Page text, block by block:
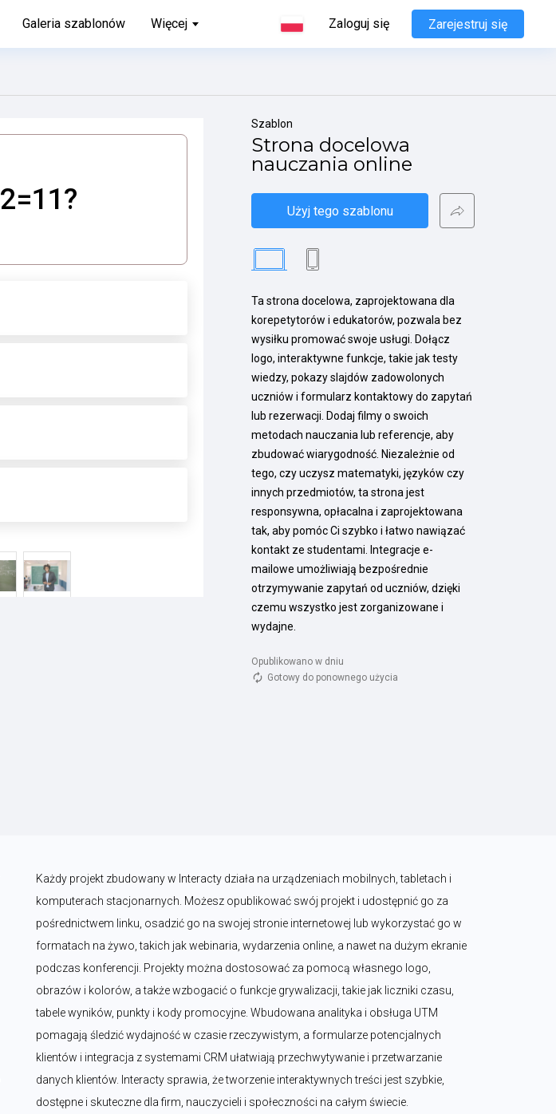
Galeria szablonów Więcej Zaloguj się Zarejestruj się
Szablon
Strona docelowa
nauczania online
Użyj tego szablonu
Ta strona docelowa, zaprojektowana dla
korepetytorów i edukatorów, pozwala bez
wysiłku promować swoje usługi. Dołącz
logo, interaktywne funkcje, takie jak testy
wiedzy, pokazy slajdów zadowolonych
uczniów i formularz kontaktowy do zapytań
lub rezerwacji. Dodaj filmy o swoich
metodach nauczania lub referencje, aby
zbudować wiarygodność. Niezależnie od
tego, czy uczysz matematyki, języków czy
innych przedmiotów, ta strona jest
responsywna, opłacalna i zaprojektowana
tak, aby pomóc Ci szybko i łatwo nawiązać
kontakt ze studentami. Integracje e-
mailowe umożliwiają bezpośrednie
otrzymywanie zapytań od uczniów, dzięki
czemu wszystko jest zorganizowane i
wydajne.
Opublikowano w dniu
Gotowy do ponownego użycia
Każdy projekt zbudowany w Interacty działa na urządzeniach mobilnych, tabletach i
komputerach stacjonarnych. Możesz opublikować swój projekt i udostępnić go za
pośrednictwem linku, osadzić go na swojej stronie internetowej lub wykorzystać go w
formatach na żywo, takich jak webinaria, wydarzenia online, a nawet na dużym ekranie
podczas konferencji. Projekty można dostosować za pomocą własnego logo,
obrazów i kolorów, a także wzbogacić o funkcje grywalizacji, takie jak liczniki czasu,
tabele wyników, punkty i kody promocyjne. Wbudowana analityka i obsługa UTM
pomagają śledzić wydajność w czasie rzeczywistym, a formularze potencjalnych
klientów i integracja z systemami CRM ułatwiają przechwytywanie i przetwarzanie
danych klientów. Interacty sprawia, że tworzenie interaktywnych treści jest szybkie,
dostępne i skuteczne dla firm, nauczycieli i społeczności na całym świecie.